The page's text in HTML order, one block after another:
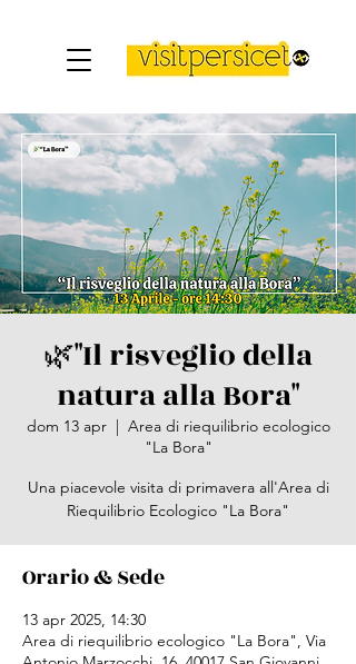
🌿"Il risveglio della
natura alla Bora"
dom 13 apr
  |
Area di riequilibrio ecologico
"La Bora"
Una piacevole visita di primavera all'Area di
Riequilibrio Ecologico "La Bora"
Orario & Sede
13 apr 2025, 14:30
Area di riequilibrio ecologico "La Bora", Via